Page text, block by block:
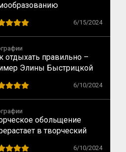
6/15/2024
отдыхать правильно –
Элины Быстрицкой
6/10/2024
обольщение
в творческий
6/10/2024